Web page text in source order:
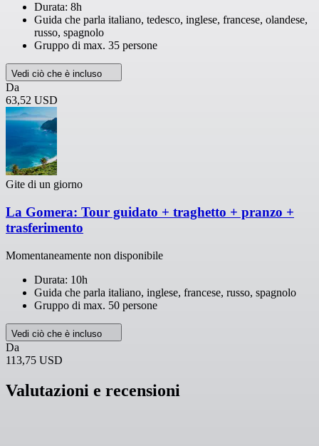
Durata: 8h
Guida che parla italiano, tedesco, inglese, francese, olandese,
russo, spagnolo
Gruppo di max. 35 persone
Vedi ciò che è incluso
Da
63,52 USD
Gite di un giorno
La Gomera: Tour guidato + traghetto + pranzo +
trasferimento
Momentaneamente non disponibile
Durata: 10h
Guida che parla italiano, inglese, francese, russo, spagnolo
Gruppo di max. 50 persone
Vedi ciò che è incluso
Da
113,75 USD
Valutazioni e recensioni